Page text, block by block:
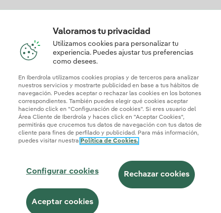
Llámanos al
Te interesa
Descarga la App Iberdrola Clientes
Configurar cookies
Seguridad de la informaciónAccesibilidad
Canal de Denuncias Iberdrola.com
© 2026 Iberdrola Clientes S.A.U.
Valoramos tu privacidad
Utilizamos cookies para personalizar tu
experiencia. Puedes ajustar tus preferencias
como desees.
En Iberdrola utilizamos cookies propias y de terceros para analizar
nuestros servicios y mostrarte publicidad en base a tus hábitos de
navegación. Puedes aceptar o rechazar las cookies en los botones
correspondientes. También puedes elegir qué cookies aceptar
haciendo click en "Configuración de cookies". Si eres usuario del
Área Cliente de Iberdrola y haces click en "Aceptar Cookies",
permitirás que crucemos tus datos de navegación con tus datos de
cliente para fines de perfilado y publicidad. Para más información,
puedes visitar nuestra Política de Cookies.
Configurar cookies Rechazar cookies
Aceptar cookies